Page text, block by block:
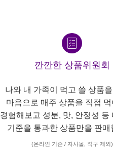
깐깐한 상품위원회
나와 내 가족이 먹고 쓸 상품
마음으로 매주 상품을 직접
경험해보고 성분, 맛, 안정성 등
기준을 통과한 상품만을 판매
(온라인 기준 / 자사몰, 직구 제외)